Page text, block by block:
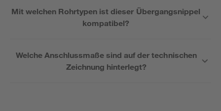
Mit welchen Rohrtypen ist dieser Übergangsnippel
kompatibel?
Welche Anschlussmaße sind auf der technischen
Zeichnung hinterlegt?